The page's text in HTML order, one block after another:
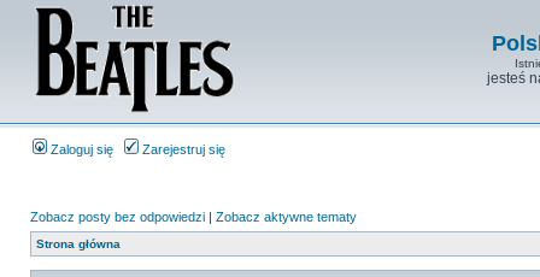
jesteś
Zaloguj się Zarejestruj się
Zobacz posty bez odpowiedzi | Zobacz aktywne tematy
Strona główna